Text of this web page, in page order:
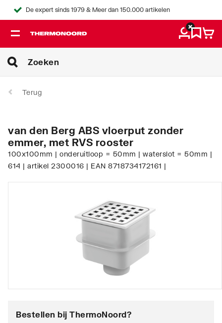
De expert sinds 1979 & Meer dan 150.000 artikelen
Terug
van den Berg ABS vloerput zonder
emmer, met RVS rooster
100x100mm | onderuitloop = 50mm | waterslot = 50mm |
614 | artikel 2300016 | EAN 8718734172161 |
Bestellen bij ThermoNoord?